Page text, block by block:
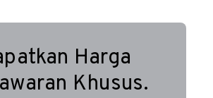
Harga
Khusus.